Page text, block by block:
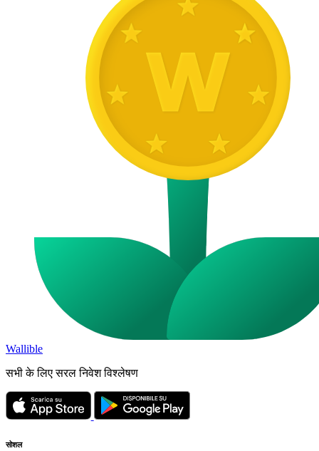
Wallible
सभी के लिए सरल निवेश विश्लेषण
सोशल